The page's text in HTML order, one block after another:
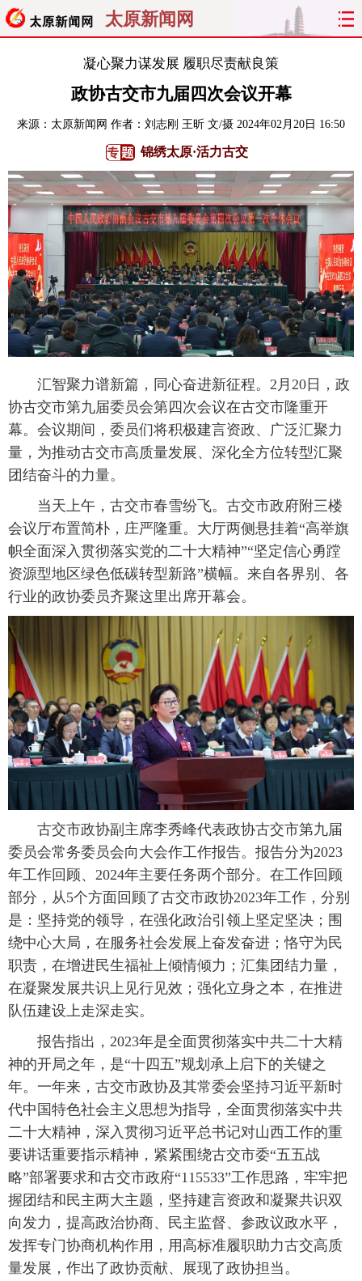
太原新闻网
聚焦 太原
关注 文明
曝光 综合
旅游 理财 政务 教育
看天下 晋月读 最太原 网罗民生
太原日报 太原晚报 热评 社区
凝心聚力谋发展 履职尽责献良策
政协古交市九届四次会议开幕
来源： 太原新闻网 作者：刘志刚 王昕 文/摄 2024年02月20日 16:50
锦绣太原·活力古交
汇智聚力谱新篇，同心奋进新征程。2月20日，政
协古交市第九届委员会第四次会议在古交市隆重开
幕。会议期间，委员们将积极建言资政、广泛汇聚力
量，为推动古交市高质量发展、深化全方位转型汇聚
团结奋斗的力量。
当天上午，古交市春雪纷飞。古交市政府附三楼
会议厅布置简朴，庄严隆重。大厅两侧悬挂着“高举旗
帜全面深入贯彻落实党的二十大精神”“坚定信心勇蹚
资源型地区绿色低碳转型新路”横幅。来自各界别、各
行业的政协委员齐聚这里出席开幕会。
古交市政协副主席李秀峰代表政协古交市第九届
委员会常务委员会向大会作工作报告。报告分为2023
年工作回顾、2024年主要任务两个部分。在工作回顾
部分，从5个方面回顾了古交市政协2023年工作，分别
是：坚持党的领导，在强化政治引领上坚定坚决；围
绕中心大局，在服务社会发展上奋发奋进；恪守为民
职责，在增进民生福祉上倾情倾力；汇集团结力量，
在凝聚发展共识上见行见效；强化立身之本，在推进
队伍建设上走深走实。
报告指出，2023年是全面贯彻落实中共二十大精
神的开局之年，是“十四五”规划承上启下的关键之
年。一年来，古交市政协及其常委会坚持习近平新时
代中国特色社会主义思想为指导，全面贯彻落实中共
二十大精神，深入贯彻习近平总书记对山西工作的重
要讲话重要指示精神，紧紧围绕古交市委“五五战
略”部署要求和古交市政府“115533”工作思路，牢牢把
握团结和民主两大主题，坚持建言资政和凝聚共识双
向发力，提高政治协商、民主监督、参政议政水平，
发挥专门协商机构作用，用高标准履职助力古交高质
量发展，作出了政协贡献、展现了政协担当。